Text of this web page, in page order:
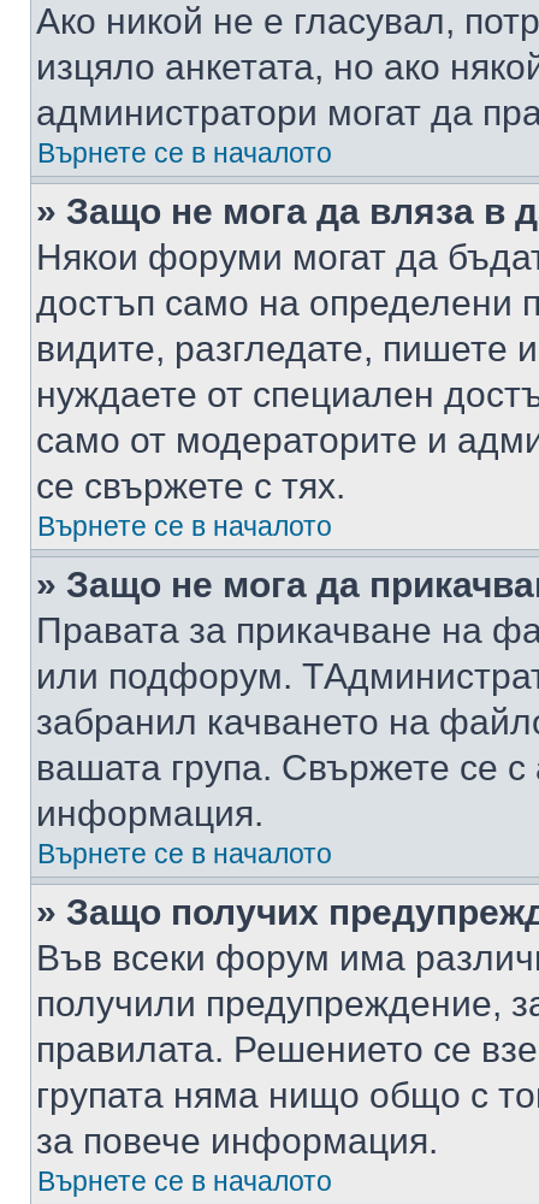
Ако никой не е гласувал,
изцяло анкетата, но ако
администратори могат да
Върнете се в началото
» Защо не мога да вляза в
Някои форуми могат да
достъп само на определени
видите, разгледате, пишете
нуждаете от специален
само от модераторите и
се свържете с тях.
Върнете се в началото
» Защо не мога да
Правата за прикачване на
или подфорум.
забранил качването на
вашата група. Свържете се
информация.
Върнете се в началото
» Защо получих
Във всеки форум има
получили предупреждение,
правилата. Решението се
групата няма нищо общо с
за повече информация.
Върнете се в началото